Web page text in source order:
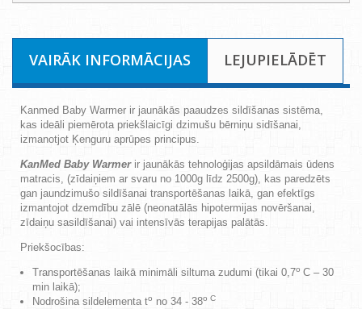
VAIRĀK INFORMĀCIJAS LEJUPIELĀDĒT
Kanmed Baby Warmer ir jaunākās paaudzes sildīšanas sistēma,
kas ideāli piemērota priekšlaicīgi dzimušu bērniņu sidīšanai,
izmanotjot Ķenguru aprūpes principus.
KanMed Baby Warmerir jaunākās tehnoloģijas apsildāmais ūdens
matracis, (zīdaiņiem ar svaru no 1000g līdz 2500g), kas paredzēts
gan jaundzimušo sildīšanai transportēšanas laikā, gan efektīgs
izmantojot dzemdību zālē (neonatālās hipotermijas novēršanai,
zīdaiņu sasildīšanai) vai intensīvās terapijas palātās.
Priekšocības:
Transportēšanas laikā minimāli siltuma zudumi (tikai 0,7o C – 30
min laikā);
Nodrošina sildelementa to no 34 - 38o C